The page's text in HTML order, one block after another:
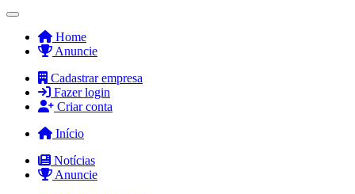
Home
Anuncie
Cadastrar empresa
Fazer login
Criar conta
Início
Notícias
Anuncie